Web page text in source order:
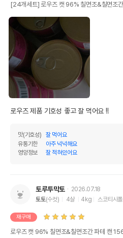
[24개세트] 로우즈 캣 96% 칠면조&칠면조
로우즈 제품 기호성 좋고 잘 먹어요 !!
맛(기호성)
잘 먹어요
유통기한
아주 넉넉해요
영양정보
잘 적혀있어요
토루투막토
2026.07.18
토토(수컷) 4살 4kg 스코티시
재구매
로우즈 캣 96% 칠면조&칠면조간 파테 캔